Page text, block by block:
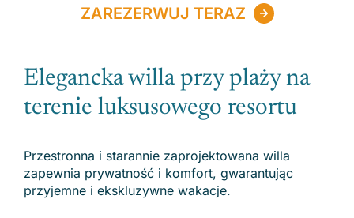
ZAREZERWUJ TERAZ
Elegancka willa przy plaży na
terenie luksusowego resortu
Przestronna i starannie zaprojektowana willa
zapewnia prywatność i komfort, gwarantując
przyjemne i ekskluzywne wakacje.